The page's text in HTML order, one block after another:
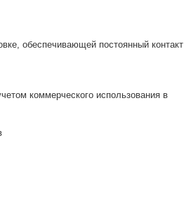
обеспечивающей постоянный контакт
коммерческого использования в